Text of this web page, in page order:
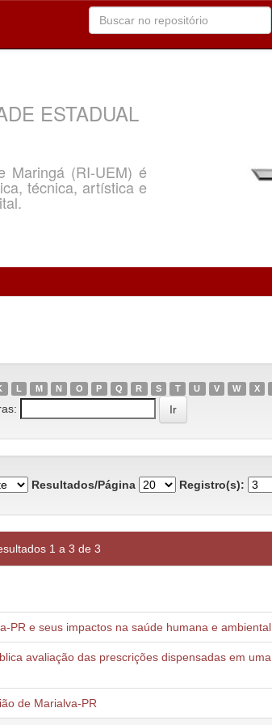
ESTADUAL
Maringá (RI-UEM) é
técnica, artística e
L M N O P Q R S T U V W X
Resultados/Página Registro(s):
1 a 3 de 3
PR e seus impactos na saúde humana e ambiental
avaliação das prescrições dispensadas em uma
de Marialva-PR